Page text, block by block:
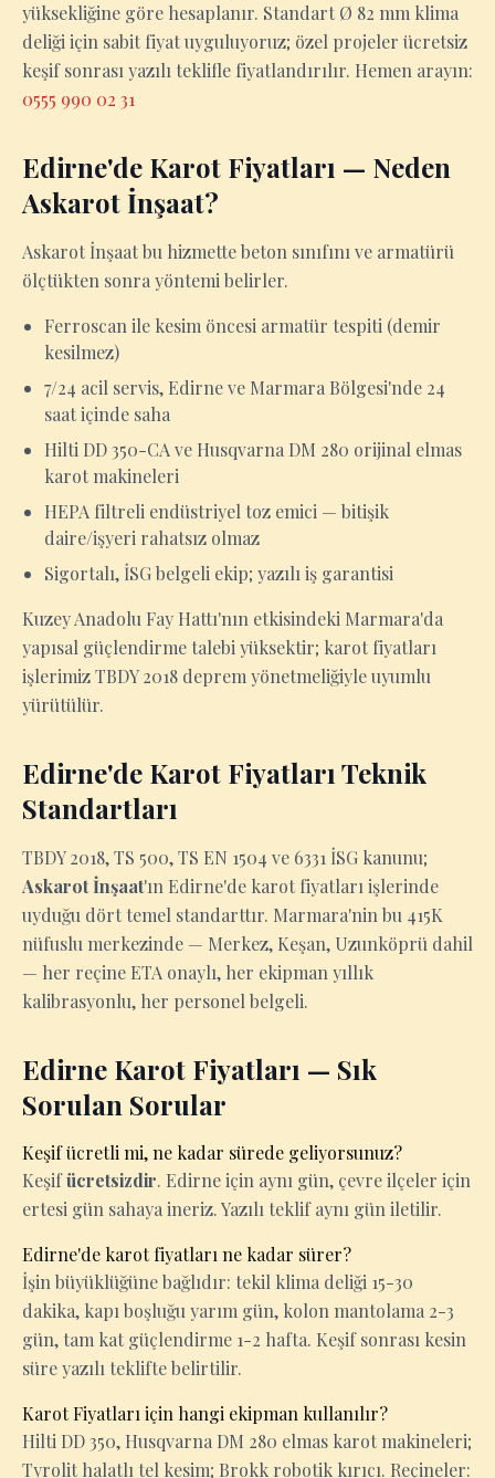
yüksekliğine göre hesaplanır. Standart Ø 82 mm klima
deliği için sabit fiyat uyguluyoruz; özel projeler ücretsiz
keşif sonrası yazılı teklifle fiyatlandırılır. Hemen arayın:
0555 990 02 31
Edirne'de Karot Fiyatları — Neden
Askarot İnşaat?
Askarot İnşaat bu hizmette beton sınıfını ve armatürü
ölçtükten sonra yöntemi belirler.
Ferroscan ile kesim öncesi armatür tespiti (demir
kesilmez)
7/24 acil servis, Edirne ve Marmara Bölgesi'nde 24
saat içinde saha
Hilti DD 350-CA ve Husqvarna DM 280 orijinal elmas
karot makineleri
HEPA filtreli endüstriyel toz emici — bitişik
daire/işyeri rahatsız olmaz
Sigortalı, İSG belgeli ekip; yazılı iş garantisi
Kuzey Anadolu Fay Hattı'nın etkisindeki Marmara'da
yapısal güçlendirme talebi yüksektir; karot fiyatları
işlerimiz TBDY 2018 deprem yönetmeliğiyle uyumlu
yürütülür.
Edirne'de Karot Fiyatları Teknik
Standartları
TBDY 2018, TS 500, TS EN 1504 ve 6331 İSG kanunu;
Askarot İnşaat'ın Edirne'de karot fiyatları işlerinde
uyduğu dört temel standarttır. Marmara'nin bu 415K
nüfuslu merkezinde — Merkez, Keşan, Uzunköprü dahil
— her reçine ETA onaylı, her ekipman yıllık
kalibrasyonlu, her personel belgeli.
Edirne Karot Fiyatları — Sık
Sorulan Sorular
Keşif ücretli mi, ne kadar sürede geliyorsunuz?
Keşifücretsizdir. Edirne için aynı gün, çevre ilçeler için
ertesi gün sahaya ineriz. Yazılı teklif aynı gün iletilir.
Edirne'de karot fiyatları ne kadar sürer?
İşin büyüklüğüne bağlıdır: tekil klima deliği 15-30
dakika, kapı boşluğu yarım gün, kolon mantolama 2-3
gün, tam kat güçlendirme 1-2 hafta. Keşif sonrası kesin
süre yazılı teklifte belirtilir.
Karot Fiyatları için hangi ekipman kullanılır?
Hilti DD 350, Husqvarna DM 280 elmas karot makineleri;
Tyrolit halatlı tel kesim; Brokk robotik kırıcı. Reçineler: